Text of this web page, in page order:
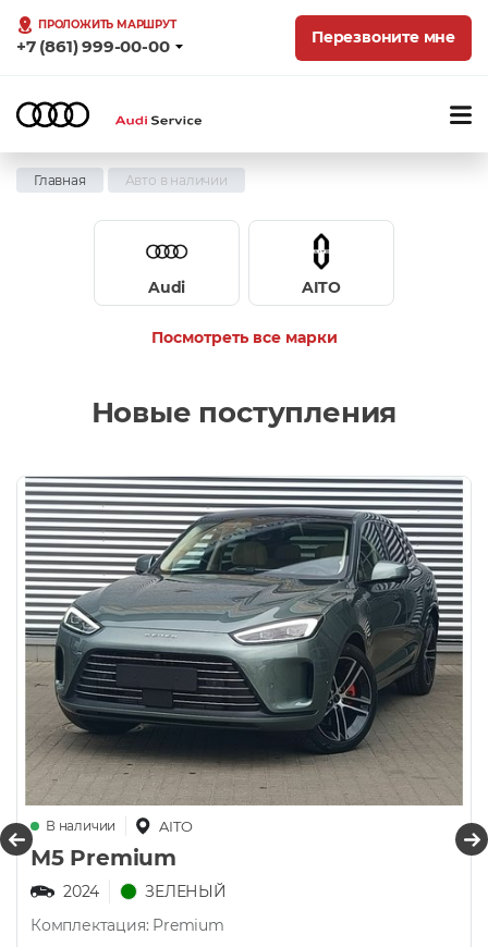
ПРОЛОЖИТЬ МАРШРУТ
+7 (861) 999-00-00 Перезвоните мне
Главная Авто в наличии
Audi AITO
Посмотреть все марки
Новые поступления
В наличии AITO
М5 Premium
2024
ЗЕЛЕНЫЙ
Комплектация: Premium